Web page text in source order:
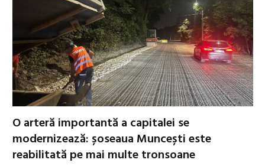
O arteră importantă a capitalei se
modernizează: șoseaua Muncești este
reabilitată pe mai multe tronsoane